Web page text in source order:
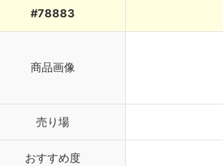
#78883
商品画像
売り場
おすすめ度